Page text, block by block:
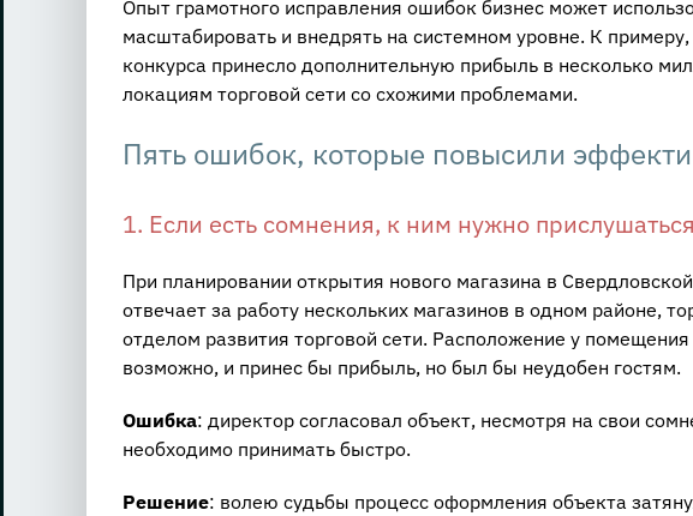
Опыт грамотного исправления ошибок бизнес может
масштабировать и внедрять на системном уровне. К
конкурса принесло дополнительную прибыль в несколько
локациям торговой сети со схожими проблемами.
Пять ошибок, которые повысили
1. Если есть сомнения, к ним нужно прислушаться
При планировании открытия нового магазина в
отвечает за работу нескольких магазинов в одном районе,
отделом развития торговой сети. Расположение у
возможно, и принес бы прибыль, но был бы неудобен гостям.
Ошибка: директор согласовал объект, несмотря на свои
необходимо принимать быстро.
Решение: волею судьбы процесс оформления объекта